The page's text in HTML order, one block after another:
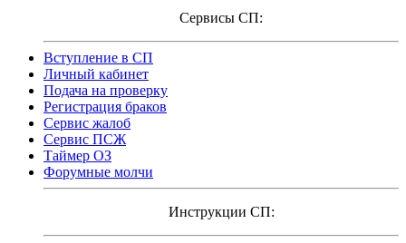
Сервисы СП:
Вступление в СП
Личный кабинет
Подача на проверку
Регистрация браков
Сервис жалоб
Сервис ПСЖ
Таймер ОЗ
Форумные молчи
Инструкции СП: